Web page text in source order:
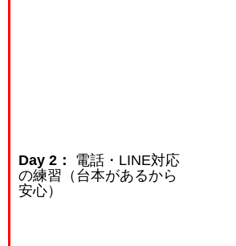
Day 2：
電話・LINE対応
の練習（台本があるから
安心）